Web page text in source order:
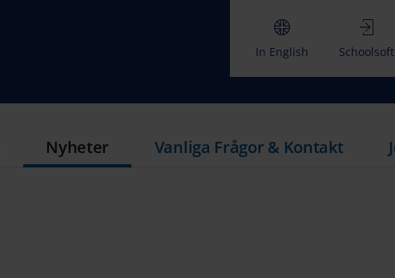
In English Schoolsoft
Nyheter Vanliga Frågor & Kontakt